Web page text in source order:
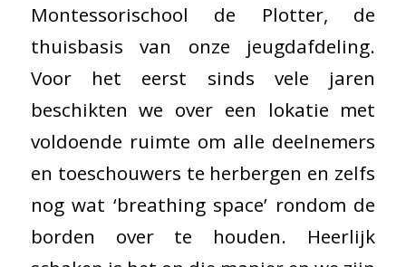
Montessorischool de Plotter, de
thuisbasis van onze jeugdafdeling.
Voor het eerst sinds vele jaren
beschikten we over een lokatie met
voldoende ruimte om alle deelnemers
en toeschouwers te herbergen en zelfs
nog wat ‘breathing space’ rondom de
borden over te houden. Heerlijk